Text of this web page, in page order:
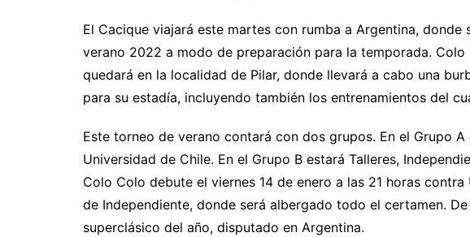
El Cacique viajará este martes con rumba a Argentina,
verano 2022 a modo de preparación para la temporada. Colo
quedará en la localidad de Pilar, donde llevará a cabo una
para su estadía, incluyendo también los entrenamientos del
Este torneo de verano contará con dos grupos. En el Grupo
Universidad de Chile. En el Grupo B estará Talleres,
Colo Colo debute el viernes 14 de enero a las 21 horas
de Independiente, donde será albergado todo el certamen.
superclásico del año, disputado en Argentina.